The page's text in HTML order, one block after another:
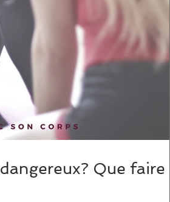
Que faire à